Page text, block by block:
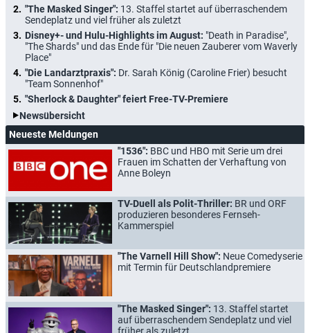
"The Masked Singer": 13. Staffel startet auf überraschendem
Sendeplatz und viel früher als zuletzt
Disney+- und Hulu-Highlights im August: "Death in Paradise",
"The Shards" und das Ende für "Die neuen Zauberer vom Waverly
Place"
"Die Landarztpraxis": Dr. Sarah König (Caroline Frier) besucht
"Team Sonnenhof"
"Sherlock & Daughter" feiert Free-TV-Premiere
Newsübersicht
Neueste Meldungen
"1536": BBC und HBO mit Serie um drei
Frauen im Schatten der Verhaftung von
Anne Boleyn
TV-Duell als Polit-Thriller: BR und ORF
produzieren besonderes Fernseh-
Kammerspiel
"The Varnell Hill Show": Neue Comedyserie
mit Termin für Deutschlandpremiere
"The Masked Singer": 13. Staffel startet
auf überraschendem Sendeplatz und viel
früher als zuletzt